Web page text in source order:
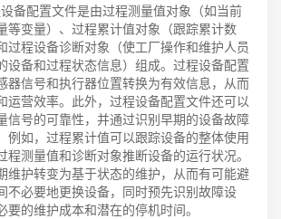
备配置文件是由过程测量值对象（如当前
等变量）、过程累计值对象（跟踪累计数
过程设备诊断对象（使工厂操作和维护人员
设备和过程状态信息）组成。过程设备配置
器信号和执行器位置转换为有效信息，从而
运营效率。此外，过程设备配置文件还可以
信号的可靠性，并通过识别早期的设备故障
例如，过程累计值可以跟踪设备的整体使用
程测量值和诊断对象推断设备的运行状况。
维护转变为基于状态的维护，从而有可能避
不必要地更换设备，同时预先识别故障设
要的维护成本和潜在的停机时间。